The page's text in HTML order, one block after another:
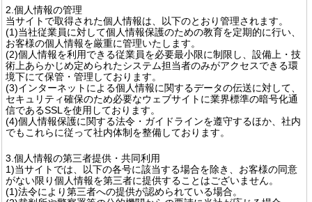
2.個人情報の管理
当サイトで取得された個人情報は、以下のとおり管理されます。
(1)当社従業員に対して個人情報保護のための教育を定期的に行い、
お客様の個人情報を厳重に管理いたします。
(2)個人情報を利用できる従業員を必要最小限に制限し、設備上・技
術上あらかじめ定められたシステム担当者のみがアクセスできる環
境下にて保管・管理しております。
(3)インターネットによる個人情報に関するデータの伝送に対して、
セキュリティ確保のため必要なウェブサイトに業界標準の暗号化通
信であるSSLを使用しております。
(4)個人情報保護に関する法令・ガイドラインを遵守するほか、社内
でもこれらに従って社内体制を整備しております。
3.個人情報の第三者提供・共同利用
1)当サイトでは、以下の各号に該当する場合を除き、お客様の同意
がない限り個人情報を第三者に提供することはございません。
(1)法令により第三者への提供が認められている場合。